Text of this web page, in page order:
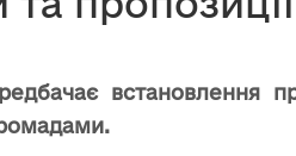
встановлення